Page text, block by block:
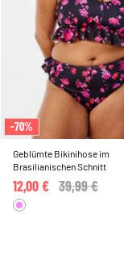
-70%
Geblümte Bikinihose im
Brasilianischen Schnitt
Price
39,99 €
12,00 €